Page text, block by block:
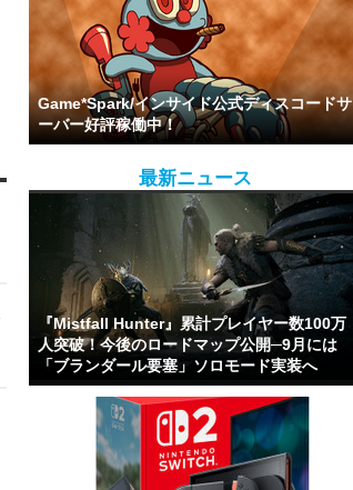
Game*Spark/インサイド公式ディスコードサ
ーバー好評稼働中！
最新ニュース
『Mistfall Hunter』累計プレイヤー数100万
人突破！今後のロードマップ公開─9月には
「ブランダール要塞」ソロモード実装へ